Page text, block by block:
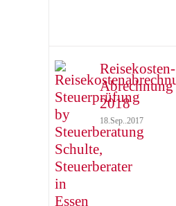
Reisekosten-
Abrechnung
2018
18.Sep..2017